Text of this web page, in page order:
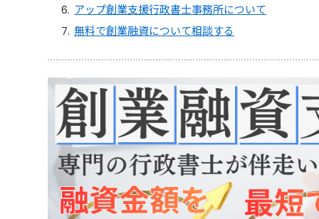
アップ創業支援行政書士事務所について
無料で創業融資について相談する